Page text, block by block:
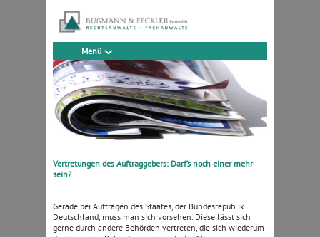
Menü
Vertretungen des Auftraggebers: Darf’s noch einer mehr
sein?
Gerade bei Aufträgen des Staates, der Bundesrepublik
Deutschland, muss man sich vorsehen. Diese lässt sich
gerne durch andere Behörden vertreten, die sich wiederum